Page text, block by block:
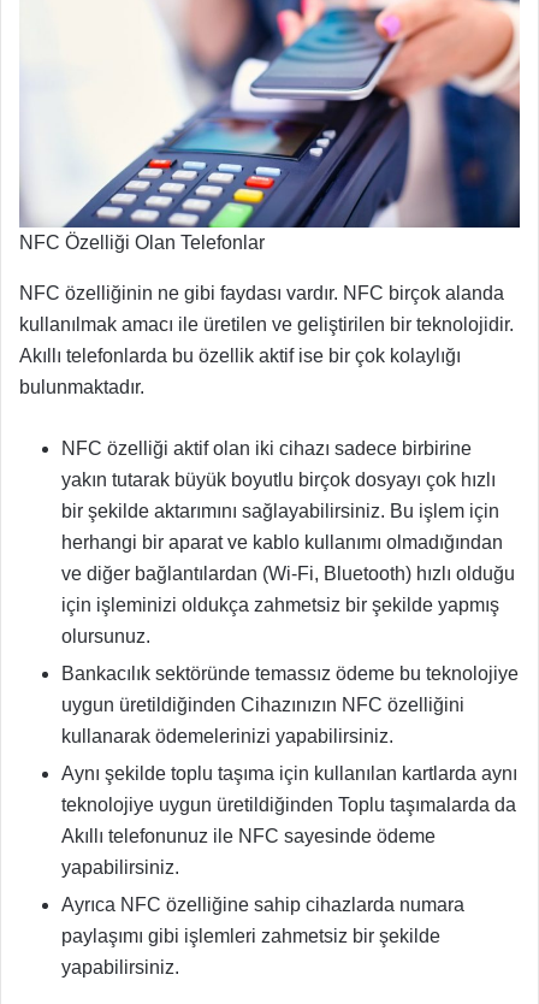
NFC Özelliği Olan Telefonlar
NFC özelliğinin ne gibi faydası vardır. NFC birçok alanda
kullanılmak amacı ile üretilen ve geliştirilen bir teknolojidir.
Akıllı telefonlarda bu özellik aktif ise bir çok kolaylığı
bulunmaktadır.
NFC özelliği aktif olan iki cihazı sadece birbirine
yakın tutarak büyük boyutlu birçok dosyayı çok hızlı
bir şekilde aktarımını sağlayabilirsiniz. Bu işlem için
herhangi bir aparat ve kablo kullanımı olmadığından
ve diğer bağlantılardan (Wi-Fi, Bluetooth) hızlı olduğu
için işleminizi oldukça zahmetsiz bir şekilde yapmış
olursunuz.
Bankacılık sektöründe temassız ödeme bu teknolojiye
uygun üretildiğinden Cihazınızın NFC özelliğini
kullanarak ödemelerinizi yapabilirsiniz.
Aynı şekilde toplu taşıma için kullanılan kartlarda aynı
teknolojiye uygun üretildiğinden Toplu taşımalarda da
Akıllı telefonunuz ile NFC sayesinde ödeme
yapabilirsiniz.
Ayrıca NFC özelliğine sahip cihazlarda numara
paylaşımı gibi işlemleri zahmetsiz bir şekilde
yapabilirsiniz.